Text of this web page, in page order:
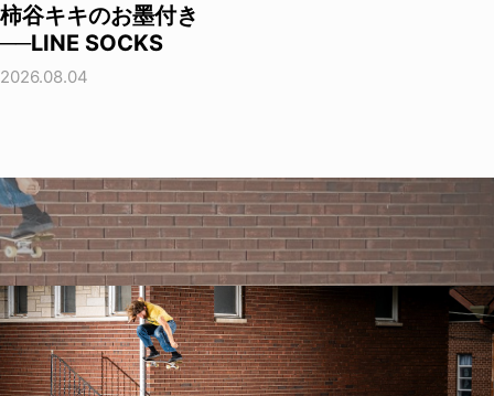
柿谷キキのお墨付き
──LINE SOCKS
2026.08.04